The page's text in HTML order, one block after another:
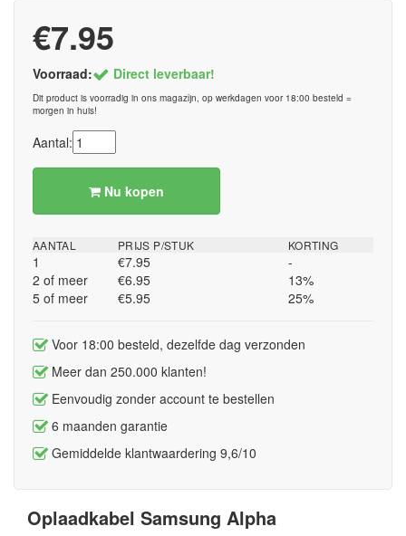
€7.95
Voorraad: Direct leverbaar!
Dit product is voorradig in ons magazijn, op werkdagen voor 18:00 besteld =
morgen in huis!
Aantal:
Nu kopen
AANTAL
1
2 of meer
5 of meer
PRIJS P/STUK
€7.95
€6.95
€5.95
KORTING
-
13%
25%
Voor 18:00 besteld, dezelfde dag verzonden
Meer dan 250.000 klanten!
Eenvoudig zonder account te bestellen
6 maanden garantie
Gemiddelde klantwaardering 9,6/10
Oplaadkabel Samsung Alpha